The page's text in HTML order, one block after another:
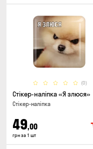
(0)
Стікер-наліпка «Я злюся»
Стікер-наліпка
49,00
грн за 1 шт